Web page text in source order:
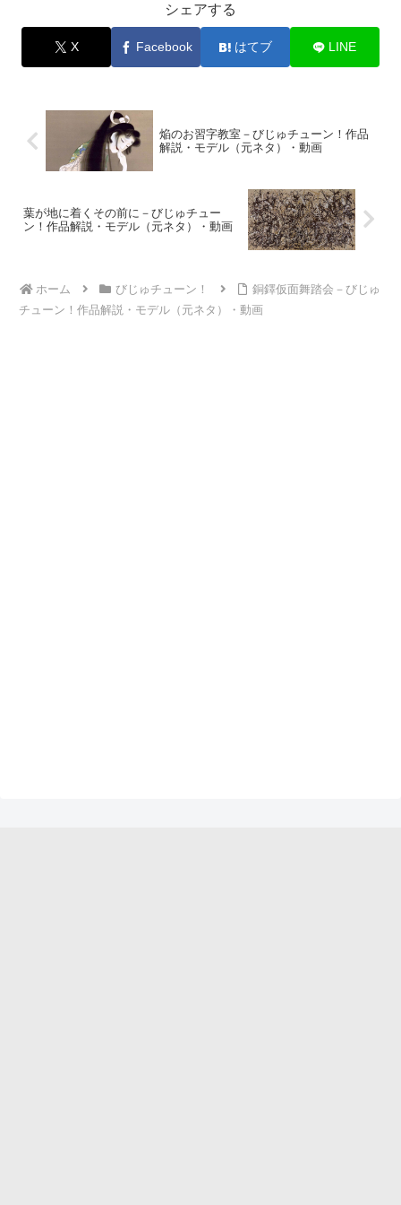
シェアする
X Facebook はてブ LINE
焔のお習字教室－びじゅチューン！作品
解説・モデル（元ネタ）・動画
葉が地に着くその前に－びじゅチュー
ン！作品解説・モデル（元ネタ）・動画
ホーム びじゅチューン！
銅鐸仮面舞踏会－びじゅ
チューン！作品解説・モデル（元ネタ）・動画